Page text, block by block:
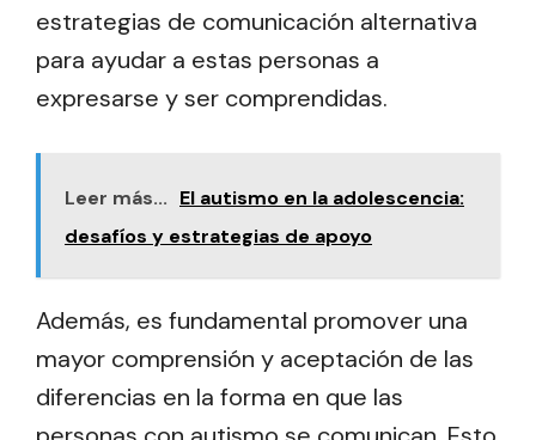
estrategias de comunicación alternativa
para ayudar a estas personas a
expresarse y ser comprendidas.
Leer más... El autismo en la adolescencia:
desafíos y estrategias de apoyo
Además, es fundamental promover una
mayor comprensión y aceptación de las
diferencias en la forma en que las